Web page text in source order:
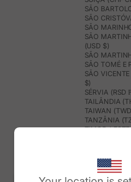
SÃO
SÃO
SÃO
SÃO
(USD $)
SÃO
SÃO TOMÉ E
SÃO
$)
SÉRVIA (RSD
TAILÂNDIA
TAIWAN
TANZÂNIA
TIMOR-
TRINDADE E
TUNÍSIA (USD